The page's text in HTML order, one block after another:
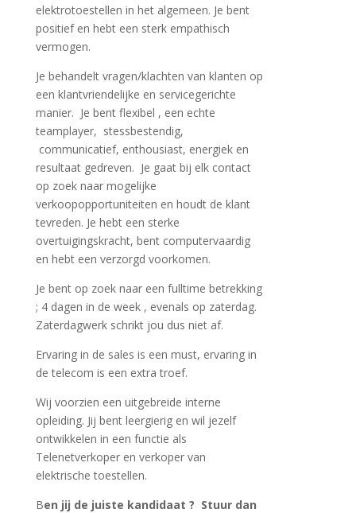
elektrotoestellen in het algemeen. Je bent
positief en hebt een sterk empathisch
vermogen.
Je behandelt vragen/klachten van klanten op
een klantvriendelijke en servicegerichte
manier. Je bent flexibel , een echte
teamplayer, stessbestendig,
communicatief, enthousiast, energiek en
resultaat gedreven. Je gaat bij elk contact
op zoek naar mogelijke
verkoopopportuniteiten en houdt de klant
tevreden. Je hebt een sterke
overtuigingskracht, bent computervaardig
en hebt een verzorgd voorkomen.
Je bent op zoek naar een fulltime betrekking
; 4 dagen in de week , evenals op zaterdag.
Zaterdagwerk schrikt jou dus niet af.
Ervaring in de sales is een must, ervaring in
de telecom is een extra troef.
Wij voorzien een uitgebreide interne
opleiding. Jij bent leergierig en wil jezelf
ontwikkelen in een functie als
Telenetverkoper en verkoper van
elektrische toestellen.
Ben jij de juiste kandidaat ? Stuur dan